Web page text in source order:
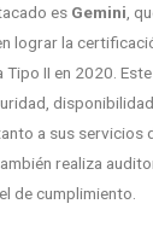
es Gemini ,
lograr la
II en 2020.
a sus servicios
realiza
de cumplimiento.